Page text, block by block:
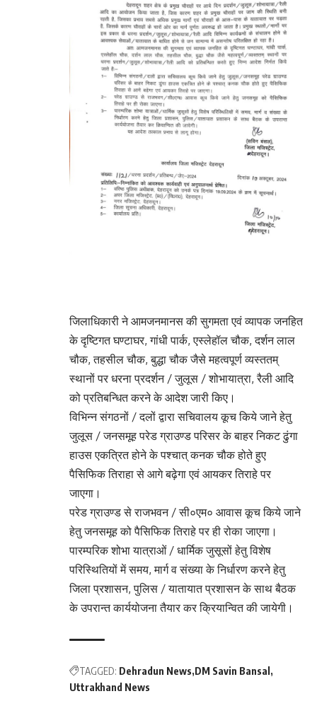
जिलाधिकारी ने आमजनमानस की सुगमता एवं व्यापक जनहित
के दृष्टिगत घण्टाघर, गांधी पार्क, एस्लेहॉल चौक, दर्शन लाल
चौक, तहसील चौक, बुद्धा चौक जैसे महत्वपूर्ण व्यस्ततम्
स्थानों पर धरना प्रदर्शन / जुलूस / शोभायात्रा, रैली आदि
को प्रतिबन्धित करने के आदेश जारी किए।
विभिन्न संगठनों / दलों द्वारा सचिवालय कूच किये जाने हेतु
जुलूस / जनसमूह परेड ग्राउण्ड परिसर के बाहर निकट ढुंगा
हाउस एकत्रित होने के पश्चात् कनक चौक होते हुए
पैसिफिक तिराहा से आगे बढ़ेगा एवं आयकर तिराहे पर
जाएगा।
परेड ग्राउण्ड से राजभवन / सी०एम० आवास कूच किये जाने
हेतु जनसमूह को पैसिफिक तिराहे पर ही रोका जाएगा।
पारम्परिक शोभा यात्राओं / धार्मिक जुसूसों हेतु विशेष
परिस्थितियों में समय, मार्ग व संख्या के निर्धारण करने हेतु
जिला प्रशासन, पुलिस / यातायात प्रशासन के साथ बैठक
के उपरान्त कार्ययोजना तैयार कर क्रियान्वित की जायेगी।
TAGGED: Dehradun News DM Savin Bansal
Uttrakhand News